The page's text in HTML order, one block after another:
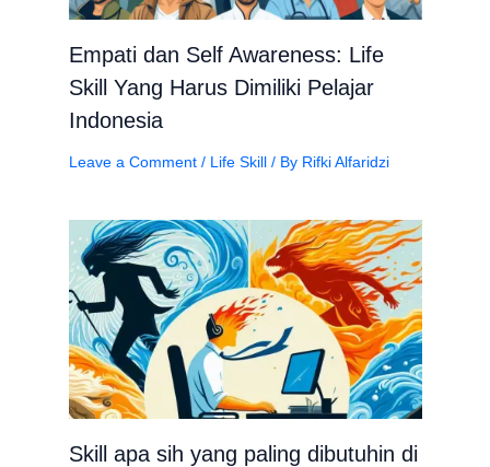
Empati dan Self Awareness: Life
Skill Yang Harus Dimiliki Pelajar
Indonesia
Leave a Comment / Life Skill/ By Rifki Alfaridzi
Skill apa sih yang paling dibutuhin di